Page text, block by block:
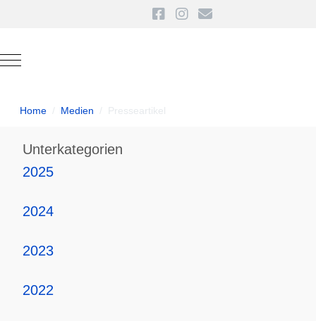
Mobile Menu Toggle
Home Medien Presseartikel
Unterkategorien
2025
2024
2023
2022